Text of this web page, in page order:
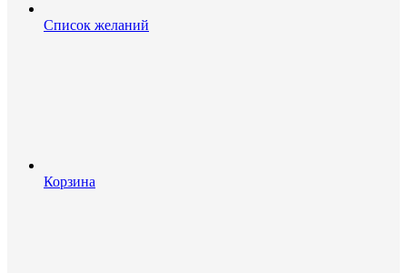
Список желаний
Корзина